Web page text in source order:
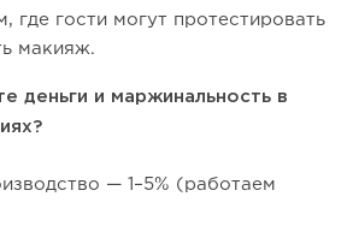
где гости могут протестировать
макияж.
деньги и маржинальность в
— 1–5% (работаем